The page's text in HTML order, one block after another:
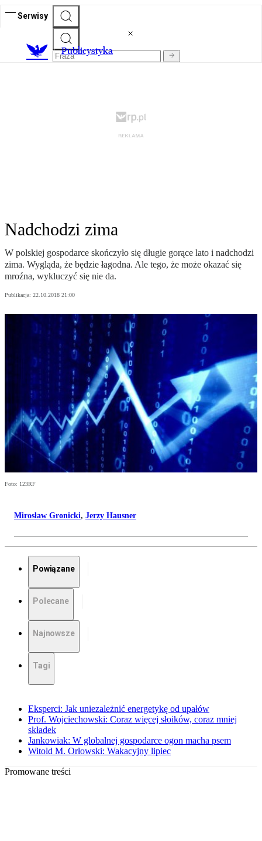
Serwisy
Publicystyka
Nadchodzi zima
W polskiej gospodarce skończyło się długie gorące lato i nadchodzi
zima. Wygląda, że będzie łagodna. Ale tego, że może okazać się
mroźna, wykluczyć się nie da.
Publikacja: 22.10.2018 21:00
Foto: 123RF
Mirosław Gronicki, Jerzy Hausner
Powiązane
Polecane
Najnowsze
Tagi
Eksperci: Jak uniezależnić energetykę od upałów
Prof. Wojciechowski: Coraz więcej słoików, coraz mniej
składek
Jankowiak: W globalnej gospodarce ogon macha psem
Witold M. Orłowski: Wakacyjny lipiec
Promowane treści